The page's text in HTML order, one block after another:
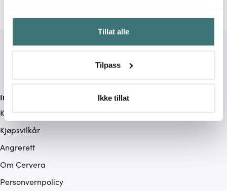
Hvis du gir oss lov, vil vi også gjerne:
Innhente informasjon om den geografiske
beliggenheten din, som kan være nøyaktig innenfor
Identifisere enheten din ved å aktivt skanne den for
kan du lese om hvordan dine personlige
brukes. Du kan hele tiden endre eller trekke tilbake ditt
samtykke fra erklæringen om informasjonskapsler.
annonser et personlig preg, for å levere sosiale
mediefunksjoner og for å analysere trafikken vår. Vi deler
Tillat alle
Tilpass
Ikke tillat
Informasjon
Kundeservice
Kjøpsvilkår
Angrerett
Om Cervera
Personvernpolicy